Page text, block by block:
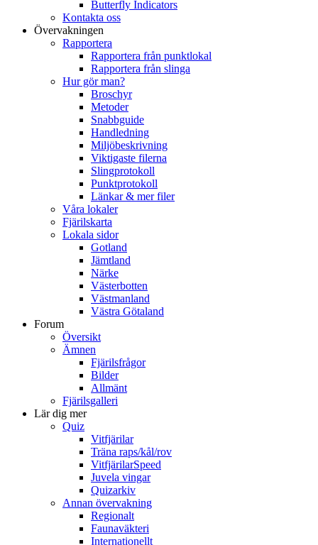
Butterfly Indicators
Kontakta oss
Övervakningen
Rapportera
Rapportera från punktlokal
Rapportera från slinga
Hur gör man?
Broschyr
Metoder
Snabbguide
Handledning
Miljöbeskrivning
Viktigaste filerna
Slingprotokoll
Punktprotokoll
Länkar & mer filer
Våra lokaler
Fjärilskarta
Lokala sidor
Gotland
Jämtland
Närke
Västerbotten
Västmanland
Västra Götaland
Forum
Översikt
Ämnen
Fjärilsfrågor
Bilder
Allmänt
Fjärilsgalleri
Lär dig mer
Quiz
Vitfjärilar
Träna raps/kål/rov
VitfjärilarSpeed
Juvela vingar
Quizarkiv
Annan övervakning
Regionalt
Faunaväkteri
Internationellt